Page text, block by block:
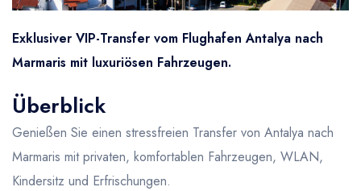
Exklusiver VIP-Transfer vom Flughafen Antalya nach
Marmaris mit luxuriösen Fahrzeugen.
Überblick
Genießen Sie einen stressfreien Transfer von Antalya nach
Marmaris mit privaten, komfortablen Fahrzeugen, WLAN,
Kindersitz und Erfrischungen.